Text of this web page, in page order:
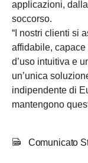
applicazioni,
soccorso.
“I nostri clienti si
affidabile, capace
d’uso intuitiva e
un’unica
indipendente di
mantengono
Comunicato